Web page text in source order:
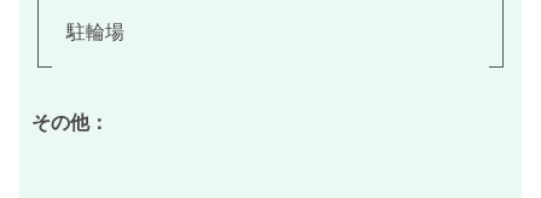
駐輪場
その他：